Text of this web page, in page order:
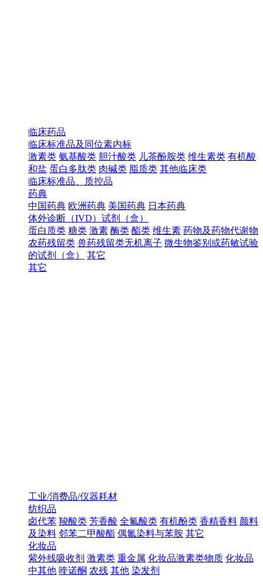
临床药品
临床标准品及同位素内标
激素类 氨基酸类 胆汁酸类 儿茶酚胺类 维生素类 有机酸
和盐 蛋白多肽类 肉碱类 脂质类 其他临床类
临床标准品、质控品
药典
中国药典 欧洲药典 美国药典 日本药典
体外诊断（IVD）试剂（盒）
蛋白质类 糖类 激素 酶类 酯类 维生素 药物及药物代谢物
农药残留类 兽药残留类无机离子 微生物鉴别或药敏试验
的试剂（盒）
其它
其它
工业/消费品/仪器耗材
纺织品
卤代苯 羧酸类 芳香酸 全氟酸类 有机酚类 香精香料 颜料
及染料 邻苯二甲酸酯 偶氮染料与苯胺 其它
化妆品
紫外线吸收剂 激素类 重金属 化妆品激素类物质 化妆品
中其他 喹诺酮 农残 其他 染发剂